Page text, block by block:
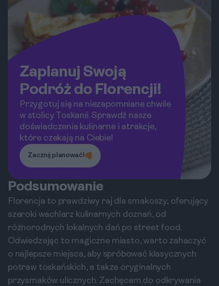
Zaplanuj Swoją
Podróż do Florencji!
Przygotuj się na niezapomniane chwile
w stolicy Toskanii. Sprawdź nasze
doświadczenia kulinarne i atrakcje,
które czekają na Ciebie!
Zacznij planować!
Podsumowanie
Florencja to prawdziwy raj dla smakoszy, oferujący
szeroki wachlarz kulinarnych doznań, od
różnorodnych lokalnych dań po street food.
Odwiedzając to magiczne miasto, warto zahaczyć
o najlepsze miejsca, aby spróbować klasycznych
potraw toskańskich, a także oryginalnych
przysmaków ulicznych. Zachęcam do odkrywania